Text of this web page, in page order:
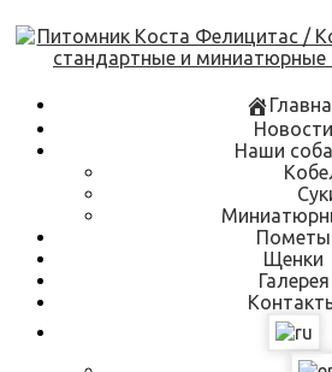
Skip
to
Новости
Наши
Пометы
Щенки
Галерея